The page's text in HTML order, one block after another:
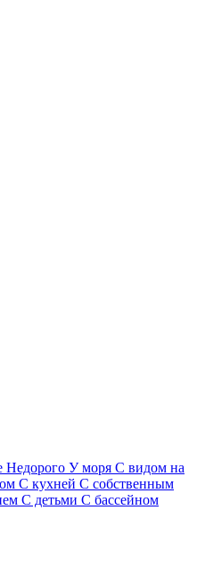
Недорого У моря С видом на
С кухней С собственным
С детьми С бассейном